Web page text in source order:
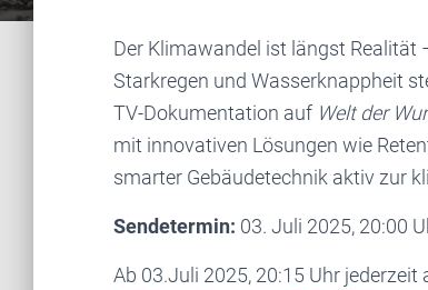
Der Klimawandel ist längst Realität
Starkregen und Wasserknappheit
TV-Dokumentation auf Welt der
mit innovativen Lösungen wie
smarter Gebäudetechnik aktiv zur
Sendetermin: 03. Juli 2025, 20:00
Ab 03.Juli 2025, 20:15 Uhr jederzeit